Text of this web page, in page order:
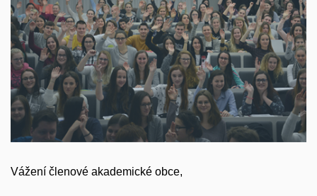
Vážení členové akademické obce,